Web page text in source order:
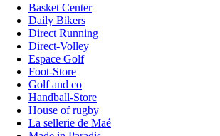
Basket Center
Daily Bikers
Direct Running
Direct-Volley
Espace Golf
Foot-Store
Golf and co
Handball-Store
House of rugby
La sellerie de Maé